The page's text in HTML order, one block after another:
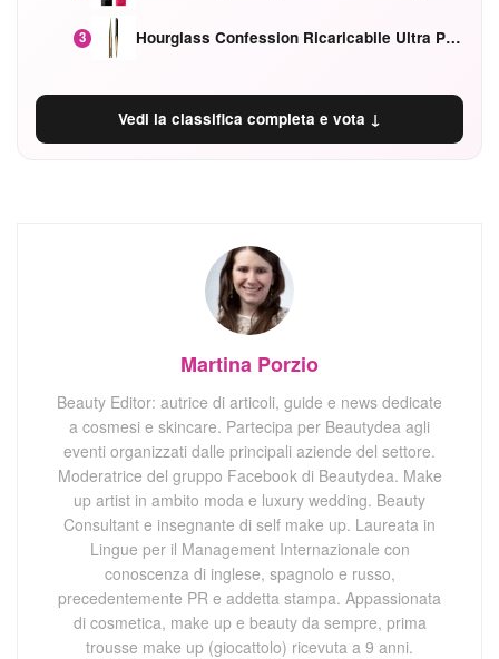
3 Hourglass Confession Ricaricabile Ultra Preciso Ad Alta Intensità Secretly Classic Red
Vedi la classifica completa e vota ↓
Martina Porzio
Beauty Editor: autrice di articoli, guide e news dedicate
a cosmesi e skincare. Partecipa per Beautydea agli
eventi organizzati dalle principali aziende del settore.
Moderatrice del gruppo Facebook di Beautydea. Make
up artist in ambito moda e luxury wedding. Beauty
Consultant e insegnante di self make up. Laureata in
Lingue per il Management Internazionale con
conoscenza di inglese, spagnolo e russo,
precedentemente PR e addetta stampa. Appassionata
di cosmetica, make up e beauty da sempre, prima
trousse make up (giocattolo) ricevuta a 9 anni.